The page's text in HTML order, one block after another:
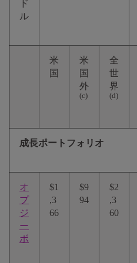
ド
ル
米
国
米
国
外
(c)
全
世
界
(d)
成長ポートフォリオ
オ
プ
ジ
ー
ボ
$1
,3
66
$9
94
$2
,3
60